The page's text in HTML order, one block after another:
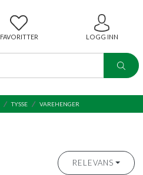
FAVORITTER LOGG INN
TYSSE VAREHENGER
RELEVANS